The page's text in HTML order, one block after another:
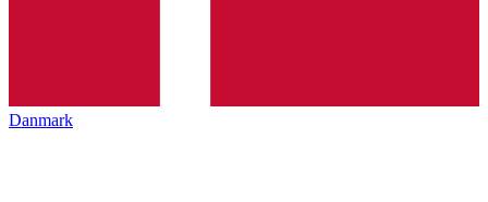
Danmark